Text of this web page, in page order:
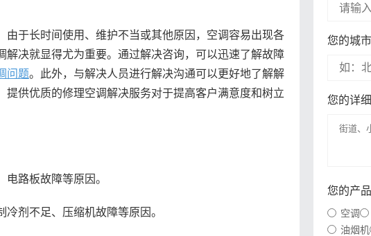
于长时间使用、维护不当或其他原因，空调容易出现各
决就显得尤为重要。通过解决咨询，可以迅速了解故障
问题。此外，与解决人员进行解决沟通可以更好地了解解
供优质的修理空调解决服务对于提高客户满意度和树立
路板故障等原因。
剂不足、压缩机故障等原因。
您的城
您的详
您的产品
空调
油烟机